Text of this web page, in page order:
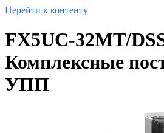
Перейти к контенту
FX5UC-32MT/
Комплексные
УПП